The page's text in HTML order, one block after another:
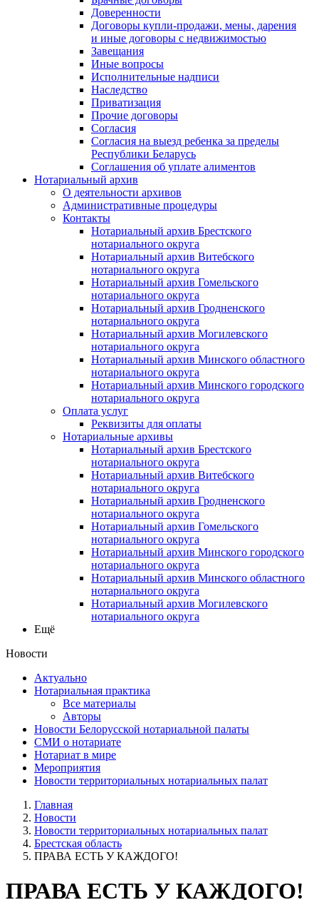
Доверенности
Договоры купли-продажи, мены, дарения
и иные договоры с недвижимостью
Завещания
Иные вопросы
Исполнительные надписи
Наследство
Приватизация
Прочие договоры
Согласия
Согласия на выезд ребенка за пределы
Республики Беларусь
Соглашения об уплате алиментов
Нотариальный архив
О деятельности архивов
Административные процедуры
Контакты
Нотариальный архив Брестского
нотариального округа
Нотариальный архив Витебского
нотариального округа
Нотариальный архив Гомельского
нотариального округа
Нотариальный архив Гродненского
нотариального округа
Нотариальный архив Могилевского
нотариального округа
Нотариальный архив Минского областного
нотариального округа
Нотариальный архив Минского городского
нотариального округа
Оплата услуг
Реквизиты для оплаты
Нотариальные архивы
Нотариальный архив Брестского
нотариального округа
Нотариальный архив Витебского
нотариального округа
Нотариальный архив Гродненского
нотариального округа
Нотариальный архив Гомельского
нотариального округа
Нотариальный архив Минского городского
нотариального округа
Нотариальный архив Минского областного
нотариального округа
Нотариальный архив Могилевского
нотариального округа
Ещё
Новости
Актуально
Нотариальная практика
Все материалы
Авторы
Новости Белорусской нотариальной палаты
СМИ о нотариате
Нотариат в мире
Мероприятия
Новости территориальных нотариальных палат
Главная
Новости
Новости территориальных нотариальных палат
Брестская область
ПРАВА ЕСТЬ У КАЖДОГО!
ПРАВА ЕСТЬ У КАЖДОГО!